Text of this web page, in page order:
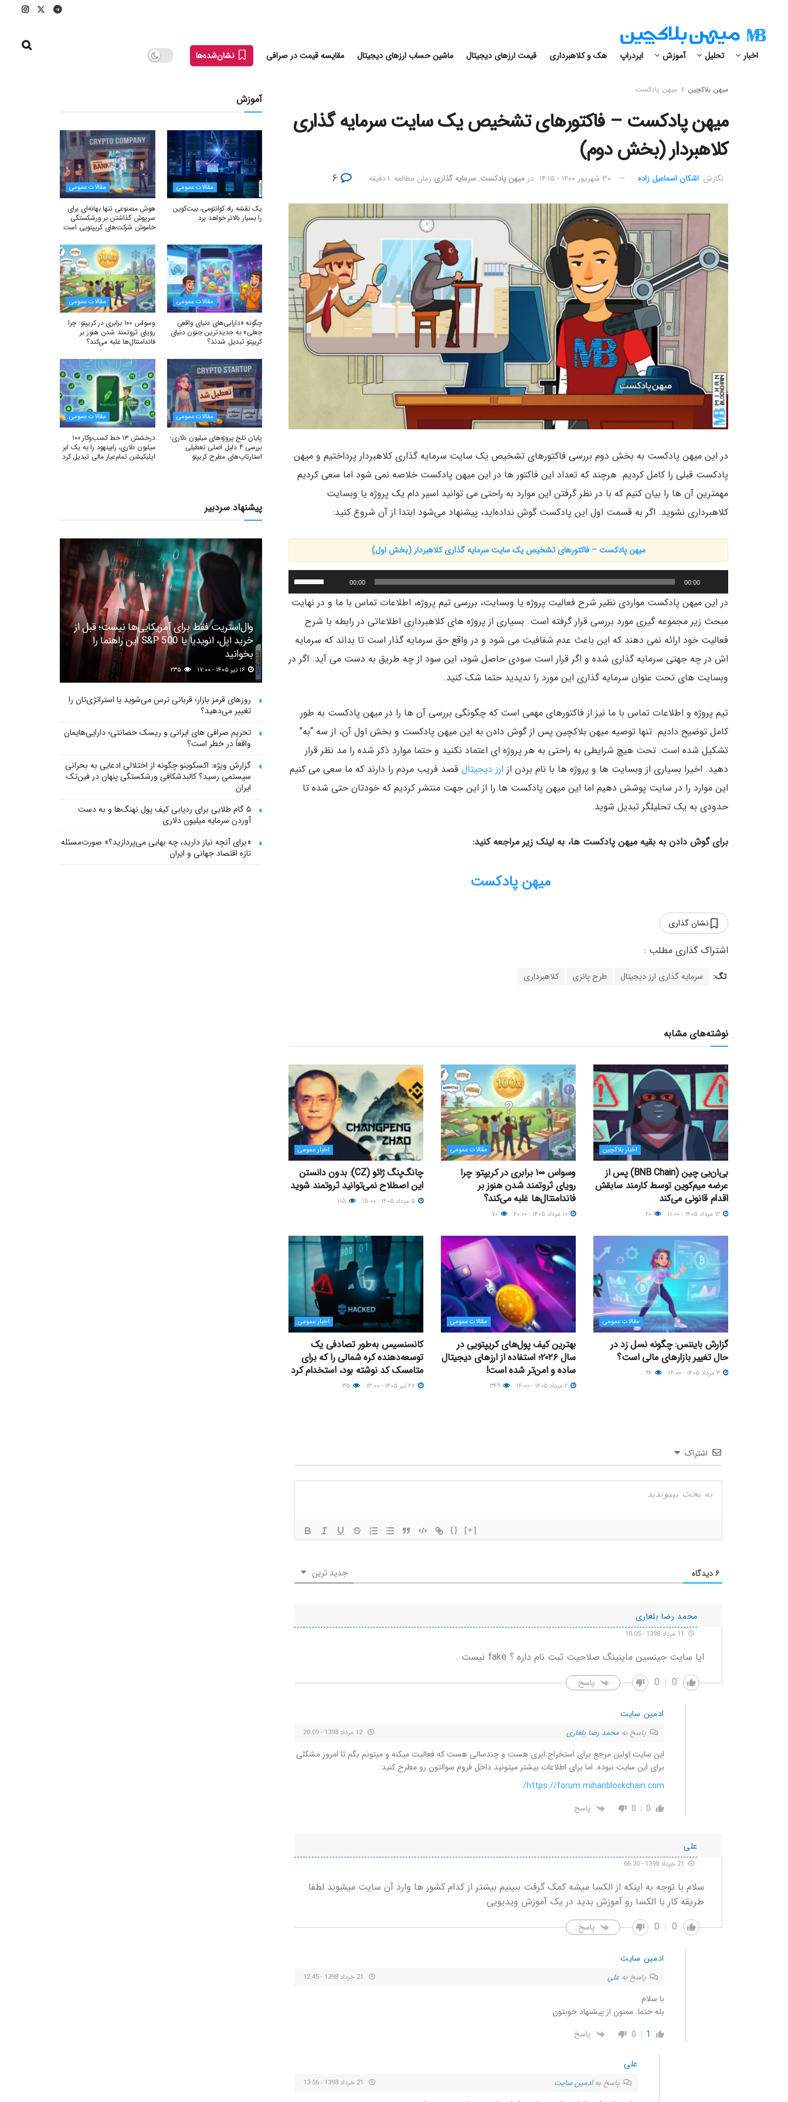
اخبار تحلیل آموزش ایردراپ هک و کلاهبرداری قیمت ارزهای دیجیتال ماشین حساب ارزهای دیجیتال مقایسه قیمت در صرافی نشان‌شده‌ها
میهن بلاکچین میهن پادکست
میهن پادکست – فاکتورهای تشخیص یک سایت سرمایه گذاری
کلاهبردار (بخش دوم)
نگارش:‌ اشکان اسماعیل زاده ۳۰ شهریور ۱۴۰۰ - ۱۴:۱۵ در میهن پادکست,سرمایه گذاری زمان مطالعه: ۱ دقیقه
در این میهن پادکست به بخش دوم بررسی فاکتورهای تشخیص یک سایت سرمایه گذاری کلاهبردار پرداختیم و میهن
پادکست قبلی را کامل کردیم. هرچند که تعداد این فاکتور ها در این میهن پادکست خلاصه نمی شود اما سعی کردیم
مهمترین آن ها را بیان کنیم که با در نظر گرفتن این موارد به راحتی می توانید اسیر دام یک پروژه یا وبسایت
کلاهبرداری نشوید. اگر به قسمت اول این پادکست گوش نداده‌اید، پیشنهاد می‌شود ابتدا از آن شروع کنید:
میهن پادکست – فاکتورهای تشخیص یک سایت سرمایه گذاری کلاهبردار (بخش اول)
پخش‌کننده
صوت
00:00
00:00
افزایش
یا
در این میهن پادکست مواردی نظیر شرح فعالیت پروژه یا وبسایت، بررسی تیم پروژه، اطلاعات تماس با ما و در نهایت
مبحث زیر مجموعه گیری مورد بررسی قرار گرفته است. بسیاری از پروژه های کلاهبرداری اطلاعاتی در رابطه با شرح
فعالیت خود ارائه نمی دهند که این باعث عدم شفافیت می شود و در واقع حق سرمایه گذار است تا بداند که سرمایه
اش در چه جهتی سرمایه گذاری شده و اگر قرار است سودی حاصل شود، این سود از چه طریق به دست می آید. اگر در
وبسایت های تحت عنوان سرمایه گذاری این مورد را ندیدید حتما شک کنید.
تیم پروژه و اطلاعات تماس با ما نیز از فاکتورهای مهمی است که چگونگی بررسی آن ها را در میهن پادکست به طور
کامل توضیح دادیم. تنها توصیه میهن بلاکچین پس از گوش دادن به این میهن پادکست و بخش اول آن، از سه “به”
تشکیل شده است: تحت هیچ شرایطی به راحتی به هر پروژه ای اعتماد نکنید و حتما موارد ذکر شده را مد نظر قرار
دهید. اخیرا بسیاری از وبسایت ها و پروژه ها با نام بردن از ارز دیجیتال قصد فریب مردم را دارند که ما سعی می کنیم
این موارد را در سایت پوشش دهیم اما این میهن پادکست ها را از این جهت منتشر کردیم که خودتان حتی شده تا
حدودی به یک تحلیلگر تبدیل شوید.
برای گوش دادن به بقیه میهن پادکست ها، به لینک زیر مراجعه کنید:
میهن پادکست
نشان گذاری
تگ: سرمایه گذاری ارز دیجیتال طرح پانزی کلاهبرداری
نوشته‌های مشابه
اخبار بلاکچین
بی‌ان‌بی چین (BNB Chain) پس از
عرضه میم‌کوین توسط کارمند سابقش
اقدام قانونی می‌کند
مقالات عمومی
وسواس ۱۰۰ برابری در کریپتو: چرا
رویای ثروتمند شدن هنوز بر
فاندامنتال‌ها غلبه می‌کند؟
اخبار عمومی
چانگ‌پنگ ژائو (CZ): بدون دانستن
این اصطلاح نمی‌توانید ثروتمند شوید
مقالات عمومی
گزارش بایننس: چگونه نسل زد در
حال تغییر بازارهای مالی است؟
مقالات عمومی
بهترین کیف پول‌های کریپتویی در
سال ۲۰۲۶؛ استفاده از ارزهای دیجیتال
ساده و امن‌تر شده است!
اخبار عمومی
کانسنسیس به‌طور تصادفی یک
توسعه‌دهنده کره شمالی را که برای
متامسک کد نوشته بود، استخدام کرد
اشتراک
{} [+]
۶دیدگاه جدید ترین
محمد رضا بلغاری
ایا سایت جینسین ماینینگ صلاحیت ثبت نام داره ؟ fake نیست .
0
0 پاسخ
ادمین سایت
پاسخ به محمد رضا بلغاری 12 مرداد 1398 - 20:09
این سایت اولین مرجع برای استخراج ابری هست و چندسالی هست که فعالیت میکنه و میتونم بگم تا امروز مشکلی
برای این سایت نبوده. اما برای اطلاعات بیشتر میتونید داخل فروم سوالتون رو مطرح کنید:
https://forum.mihanblockchain.com/
0
0 پاسخ
علی
سلام با توجه به اینکه از الکسا میشه کمک گرفت ببینیم بیشتر از کدام کشور ها وارد آن سایت میشوند لطفا
طریقه کار با الکسا رو آموزش بدید در یک آموزش ویدیویی
0
0 پاسخ
ادمین سایت
پاسخ بهعلی
با سلام
بله حتما. ممنون از پیشنهاد خوبتون
1
0 پاسخ
علی
پاسخ بهادمین سایت
آموزش
مقالات عمومی
یک نقشه راه کوانتومی، بیت‌کوین
را بسیار بالاتر خواهد برد
مقالات عمومی
هوش مصنوعی تنها بهانه‌ای برای
سرپوش گذاشتن بر ورشکستگی
خاموش شرکت‌های کریپتویی است
مقالات عمومی
چگونه «دارایی‌های دنیای واقعیِ
جعلی» به جدیدترین جنون دنیای
کریپتو تبدیل شدند؟
مقالات عمومی
وسواس ۱۰۰ برابری در کریپتو: چرا
رویای ثروتمند شدن هنوز بر
فاندامنتال‌ها غلبه می‌کند؟
مقالات عمومی
پایان تلخ پروژه‌های میلیون دلاری؛
بررسی ۴ دلیل اصلی تعطیلی
استارتاپ‌های مطرح کریپتو
مقالات عمومی
درخشش ۱۳ خط کسب‌وکار ۱۰۰
میلیون دلاری، رابینهود را به یک ابر
اپلیکیشن تمام‌عیار مالی تبدیل کرد
پیشنهاد سردبیر
وال‌استریت فقط برای آمریکایی‌ها نیست؛ قبل از
خرید اپل، انویدیا یا S&P 500 این راهنما را
بخوانید
روزهای قرمز بازار؛ قربانی ترس می‌شوید یا استراتژی‌تان را
تغییر می‌دهید؟
تحریم صرافی های ایرانی و ریسک حضانتی؛ دارایی‌هایمان
واقعاً در خطر است؟
گزارش ویژه: اکسکوینو چگونه از اختلالی ادعایی به بحرانی
سیستمی رسید؟ کالبدشکافی ورشکستگی پنهان در فین‌تک
ایران
۵ گام طلایی برای ردیابی کیف پول‌ نهنگ‌ها و به دست
آوردن سرمایه میلیون دلاری
«برای آنچه نیاز دارید، چه بهایی می‌پردازید؟» صورت‌مسئله
تازه اقتصاد جهانی و ایران